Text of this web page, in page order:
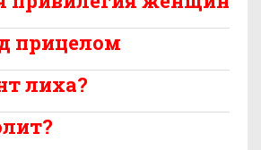
прицелом
лиха?